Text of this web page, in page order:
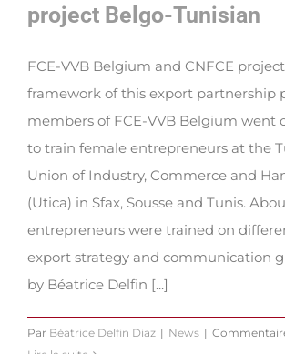
project Belgo-Tunisian
FCE-VVB Belgium and CNFCE
framework of this export partnership
members of FCE-VVB Belgium went
to train female entrepreneurs at the
Union of Industry, Commerce and
(Utica) in Sfax, Sousse and Tunis.
entrepreneurs were trained on
export strategy and communication
by Béatrice Delfin [...]
Par Béatrice Delfin Diaz | News |